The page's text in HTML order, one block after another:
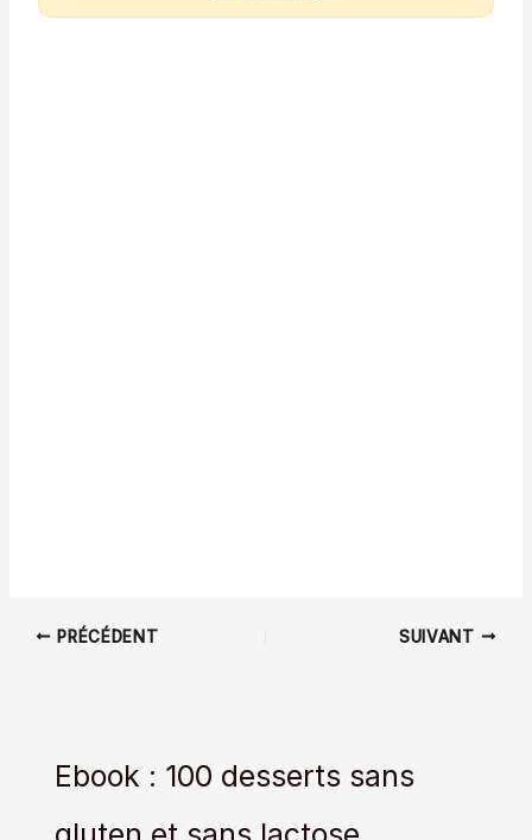
PRÉCÉDENT SUIVANT
Ebook : 100 desserts sans